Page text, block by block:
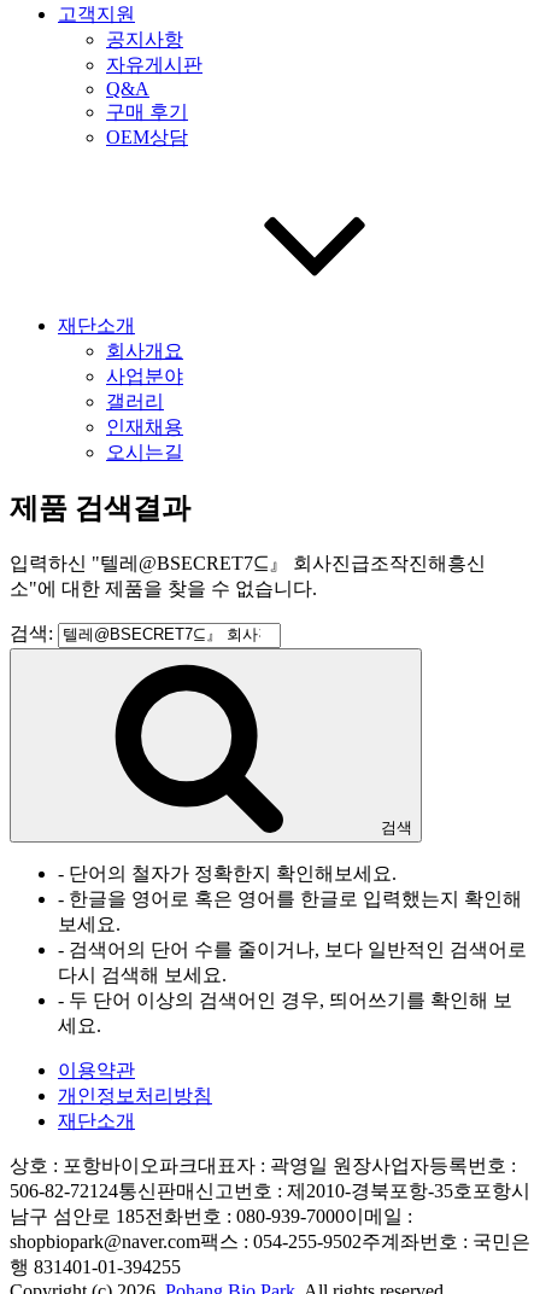
고객지원
공지사항
자유게시판
Q&A
구매 후기
OEM상담
재단소개
회사개요
사업분야
갤러리
인재채용
오시는길
제품 검색결과
입력하신 "텔레@BSECRET7⊆』 회사진급조작진해흥신
소"에 대한 제품을 찾을 수 없습니다.
검색:
검색
- 단어의 철자가 정확한지 확인해보세요.
- 한글을 영어로 혹은 영어를 한글로 입력했는지 확인해
보세요.
- 검색어의 단어 수를 줄이거나, 보다 일반적인 검색어로
다시 검색해 보세요.
- 두 단어 이상의 검색어인 경우, 띄어쓰기를 확인해 보
세요.
이용약관
개인정보처리방침
재단소개
상호 : 포항바이오파크대표자 : 곽영일 원장사업자등록번호 :
506-82-72124통신판매신고번호 : 제2010-경북포항-35호 포항시
남구 섬안로 185전화번호 : 080-939-7000이메일 :
shopbiopark@naver.com팩스 : 054-255-9502주계좌번호 : 국민은
행 831401-01-394255